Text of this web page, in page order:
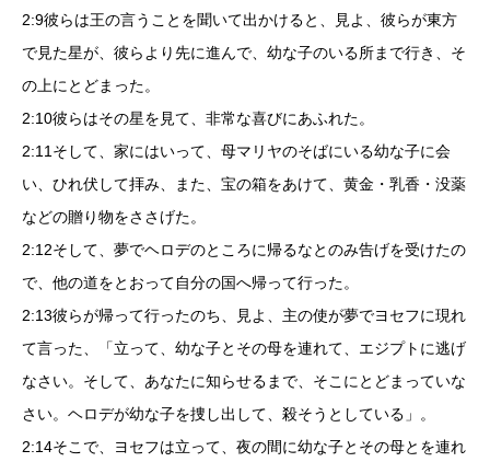
2:9彼らは王の言うことを聞いて出かけると、見よ、彼らが東方
で見た星が、彼らより先に進んで、幼な子のいる所まで行き、そ
の上にとどまった。
2:10彼らはその星を見て、非常な喜びにあふれた。
2:11そして、家にはいって、母マリヤのそばにいる幼な子に会
い、ひれ伏して拝み、また、宝の箱をあけて、黄金・乳香・没薬
などの贈り物をささげた。
2:12そして、夢でヘロデのところに帰るなとのみ告げを受けたの
で、他の道をとおって自分の国へ帰って行った。
2:13彼らが帰って行ったのち、見よ、主の使が夢でヨセフに現れ
て言った、「立って、幼な子とその母を連れて、エジプトに逃げ
なさい。そして、あなたに知らせるまで、そこにとどまっていな
さい。ヘロデが幼な子を捜し出して、殺そうとしている」。
2:14そこで、ヨセフは立って、夜の間に幼な子とその母とを連れ